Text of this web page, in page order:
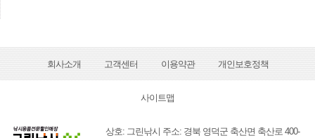
회사소개 고객센터 이용약관 개인보호정책
사이트맵
상호: 그린낚시 주소: 경북 영덕군 축산면 축산로 400-